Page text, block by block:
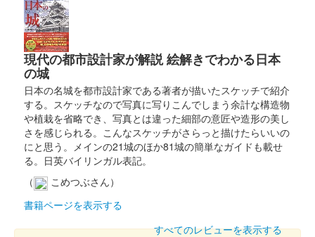
現代の都市設計家が解説 絵解きでわかる日本
の城
日本の名城を都市設計家である著者が描いたスケッチで紹介
する。スケッチなので写真に写りこんでしまう余計な構造物
や植栽を省略でき、写真とは違った細部の意匠や造形の美し
さを感じられる。こんなスケッチがさらっと描けたらいいの
にと思う。メインの21城のほか81城の簡単なガイドも載せ
る。日英バイリンガル表記。
（
こめつぶさん）
書籍ページを表示する
すべてのレビューを表示する